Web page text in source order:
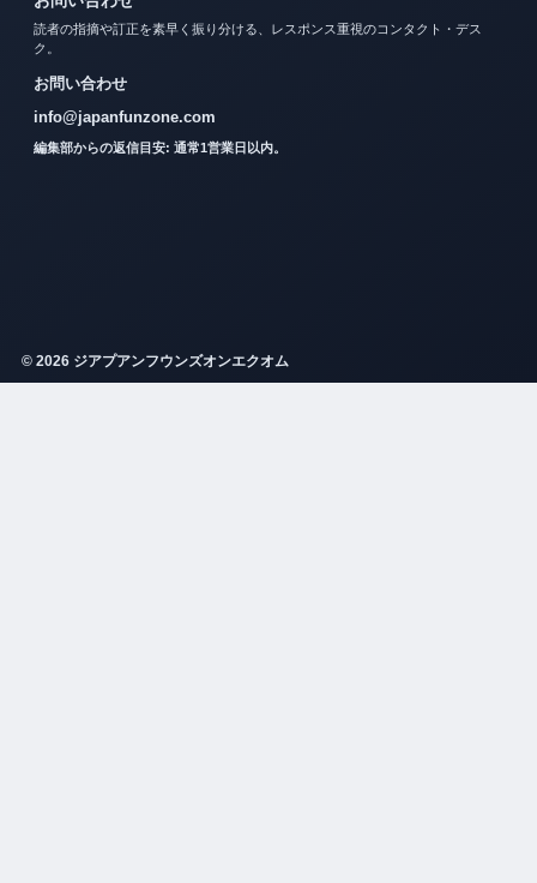
読者の指摘や訂正を素早く振り分ける、レスポンス重視のコンタクト・デス
ク。
お問い合わせ
info@japanfunzone.com
編集部からの返信目安: 通常1営業日以内。
© 2026 ジアプアンフウンズオンエクオム